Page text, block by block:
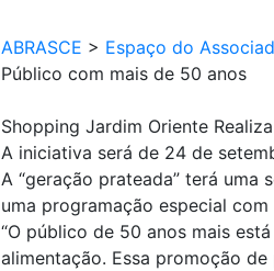
ABRASCE > Espaço do
Público com mais de 50 anos
Shopping Jardim Oriente
A iniciativa será de 24 de
A “geração prateada” terá uma
uma programação especial
“O público de 50 anos mais
alimentação. Essa promoção